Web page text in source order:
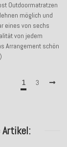
Outdoormatratzen
möglich und
eines von sechs
von jedem
Arrangement schön
1 3
Artikel: